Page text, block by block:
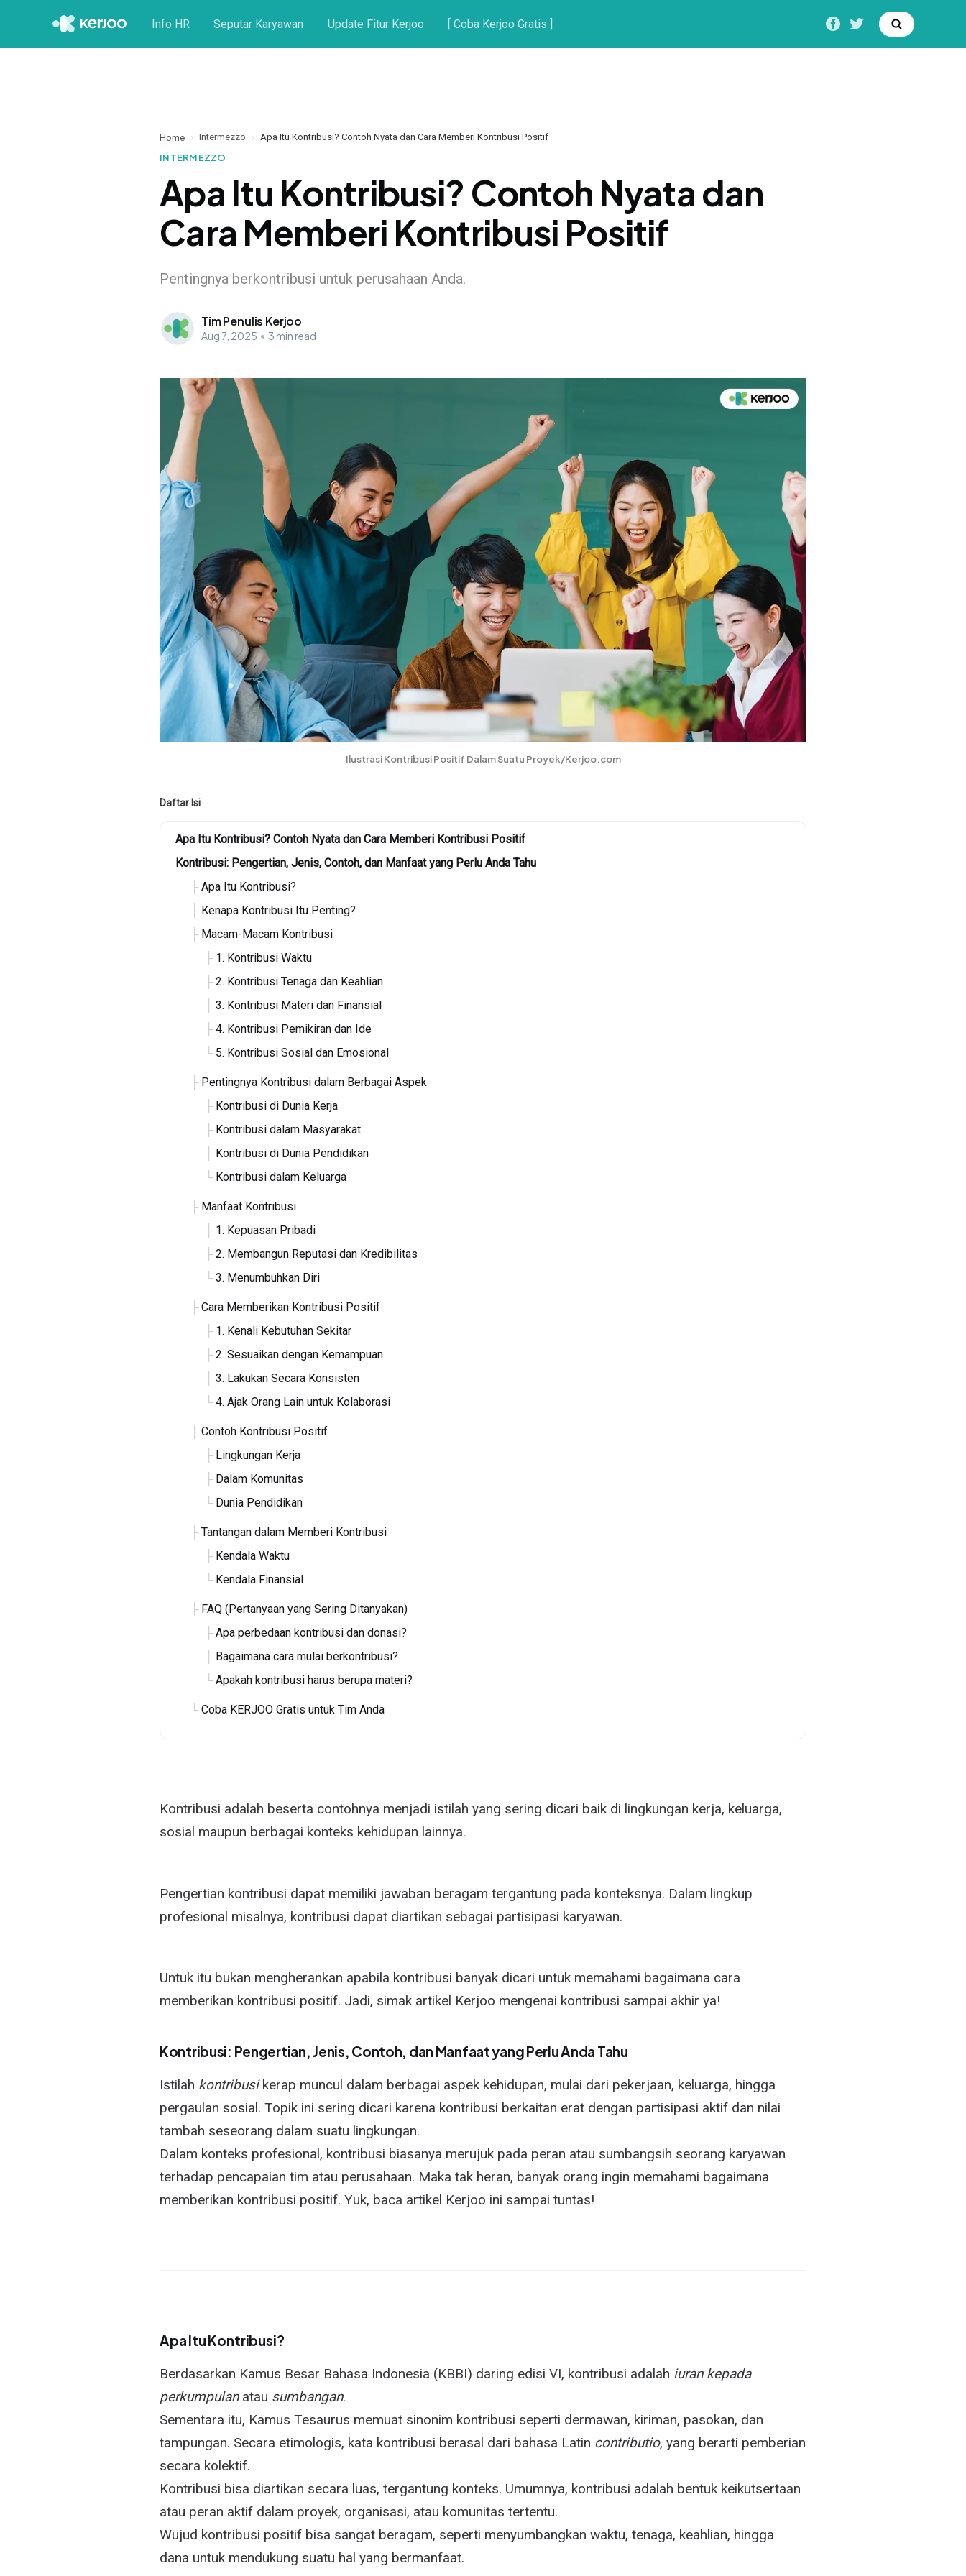
Info HR Seputar Karyawan Update Fitur Kerjoo [ Coba Kerjoo Gratis ]
Home Intermezzo Apa Itu Kontribusi? Contoh Nyata dan Cara Memberi Kontribusi Positif
INTERMEZZO
Apa Itu Kontribusi? Contoh Nyata dan
Cara Memberi Kontribusi Positif
Pentingnya berkontribusi untuk perusahaan Anda.
Tim Penulis Kerjoo
Aug 7, 2025 • 3 min read
Ilustrasi Kontribusi Positif Dalam Suatu Proyek/Kerjoo.com
Daftar Isi
Apa Itu Kontribusi? Contoh Nyata dan Cara Memberi Kontribusi Positif
Kontribusi: Pengertian, Jenis, Contoh, dan Manfaat yang Perlu Anda Tahu
Apa Itu Kontribusi?
Kenapa Kontribusi Itu Penting?
Macam-Macam Kontribusi
1. Kontribusi Waktu
2. Kontribusi Tenaga dan Keahlian
3. Kontribusi Materi dan Finansial
4. Kontribusi Pemikiran dan Ide
5. Kontribusi Sosial dan Emosional
Pentingnya Kontribusi dalam Berbagai Aspek
Kontribusi di Dunia Kerja
Kontribusi dalam Masyarakat
Kontribusi di Dunia Pendidikan
Kontribusi dalam Keluarga
Manfaat Kontribusi
1. Kepuasan Pribadi
2. Membangun Reputasi dan Kredibilitas
3. Menumbuhkan Diri
Cara Memberikan Kontribusi Positif
1. Kenali Kebutuhan Sekitar
2. Sesuaikan dengan Kemampuan
3. Lakukan Secara Konsisten
4. Ajak Orang Lain untuk Kolaborasi
Contoh Kontribusi Positif
Lingkungan Kerja
Dalam Komunitas
Dunia Pendidikan
Tantangan dalam Memberi Kontribusi
Kendala Waktu
Kendala Finansial
FAQ (Pertanyaan yang Sering Ditanyakan)
Apa perbedaan kontribusi dan donasi?
Bagaimana cara mulai berkontribusi?
Apakah kontribusi harus berupa materi?
Coba KERJOO Gratis untuk Tim Anda
Kontribusi adalah beserta contohnya menjadi istilah yang sering dicari baik di lingkungan kerja, keluarga,
sosial maupun berbagai konteks kehidupan lainnya.
Pengertian kontribusi dapat memiliki jawaban beragam tergantung pada konteksnya. Dalam lingkup
profesional misalnya, kontribusi dapat diartikan sebagai partisipasi karyawan.
Untuk itu bukan mengherankan apabila kontribusi banyak dicari untuk memahami bagaimana cara
memberikan kontribusi positif. Jadi, simak artikel Kerjoo mengenai kontribusi sampai akhir ya!
Kontribusi: Pengertian, Jenis, Contoh, dan Manfaat yang Perlu Anda Tahu
Istilah kontribusikerap muncul dalam berbagai aspek kehidupan, mulai dari pekerjaan, keluarga, hingga
pergaulan sosial. Topik ini sering dicari karena kontribusi berkaitan erat dengan partisipasi aktif dan nilai
tambah seseorang dalam suatu lingkungan.
Dalam konteks profesional, kontribusi biasanya merujuk pada peran atau sumbangsih seorang karyawan
terhadap pencapaian tim atau perusahaan. Maka tak heran, banyak orang ingin memahami bagaimana
memberikan kontribusi positif. Yuk, baca artikel Kerjoo ini sampai tuntas!
Apa Itu Kontribusi?
Berdasarkan Kamus Besar Bahasa Indonesia (KBBI) daring edisi VI, kontribusi adalah iuran kepada
perkumpulanatau sumbangan.
Sementara itu, Kamus Tesaurus memuat sinonim kontribusi seperti dermawan, kiriman, pasokan, dan
tampungan. Secara etimologis, kata kontribusi berasal dari bahasa Latin contributio, yang berarti pemberian
secara kolektif.
Kontribusi bisa diartikan secara luas, tergantung konteks. Umumnya, kontribusi adalah bentuk keikutsertaan
atau peran aktif dalam proyek, organisasi, atau komunitas tertentu.
Wujud kontribusi positif bisa sangat beragam, seperti menyumbangkan waktu, tenaga, keahlian, hingga
dana untuk mendukung suatu hal yang bermanfaat.